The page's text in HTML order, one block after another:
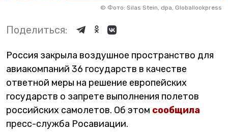
© Фото: Silas Stein, dpa, Globallookpress
Поделиться:
Россия закрыла воздушное пространство для
авиакомпаний 36 государств в качестве
ответной меры на решение европейских
государств о запрете выполнения полетов
российских самолетов. Об этом сообщила
пресс-служба Росавиации.